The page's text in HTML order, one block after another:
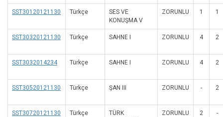
SST30120121130 Türkçe
SES VE
KONUŞMA V
ZORUNLU 1 1
SST30320121130 Türkçe SAHNE I ZORUNLU 4 2
SST3032014234 Türkçe SAHNE I ZORUNLU 4 2
SST30520121130 Türkçe ŞAN III ZORUNLU - 2
SST30720121130 Türkçe
TÜRK
ZORUNLU 2 -